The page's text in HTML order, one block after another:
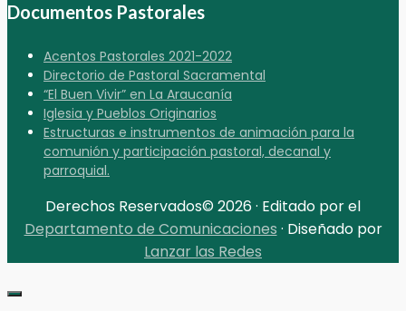
Documentos Pastorales
Acentos Pastorales 2021-2022
Directorio de Pastoral Sacramental
“El Buen Vivir” en La Araucanía
Iglesia y Pueblos Originarios
Estructuras e instrumentos de animación para la
comunión y participación pastoral, decanal y
parroquial.
Derechos Reservados© 2026 · Editado por el
Departamento de Comunicaciones · Diseñado por
Lanzar las Redes